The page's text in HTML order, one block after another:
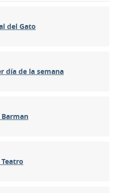
del Gato
día de la semana